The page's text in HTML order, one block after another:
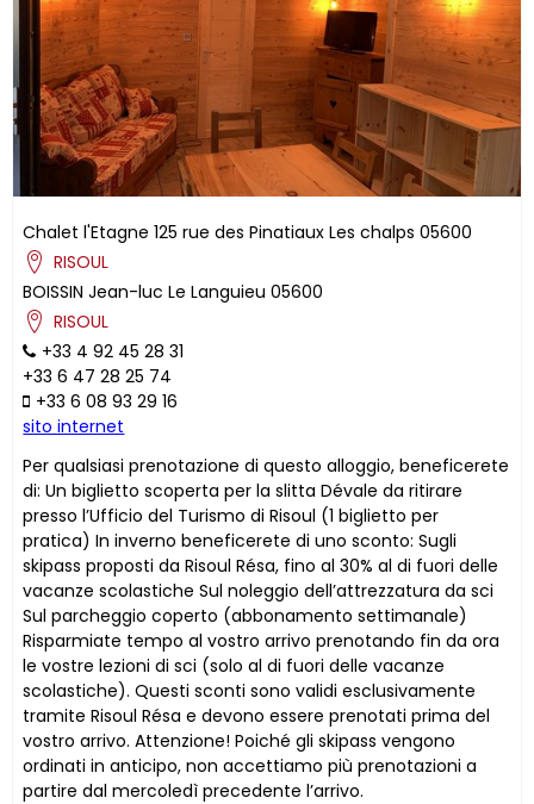
Chalet l'Etagne 125 rue des Pinatiaux Les chalps 05600
RISOUL
BOISSIN Jean-luc Le Languieu 05600
RISOUL
+33 4 92 45 28 31
+33 6 47 28 25 74
+33 6 08 93 29 16
sito internet
Per qualsiasi prenotazione di questo alloggio, beneficerete
di: Un biglietto scoperta per la slitta Dévale da ritirare
presso l’Ufficio del Turismo di Risoul (1 biglietto per
pratica) In inverno beneficerete di uno sconto: Sugli
skipass proposti da Risoul Résa, fino al 30% al di fuori delle
vacanze scolastiche Sul noleggio dell’attrezzatura da sci
Sul parcheggio coperto (abbonamento settimanale)
Risparmiate tempo al vostro arrivo prenotando fin da ora
le vostre lezioni di sci (solo al di fuori delle vacanze
scolastiche). Questi sconti sono validi esclusivamente
tramite Risoul Résa e devono essere prenotati prima del
vostro arrivo. Attenzione! Poiché gli skipass vengono
ordinati in anticipo, non accettiamo più prenotazioni a
partire dal mercoledì precedente l’arrivo.